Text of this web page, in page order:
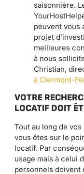
saisonnière.
peuvent vous
projet
meilleures
à nous
Christian,
à Clermont-
VOTRE
LOCATIF DOIT
Tout au long de
vous êtes sur le
locatif. Par
usage mais à celui
personnels doivent